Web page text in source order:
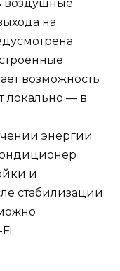
воздушные
на
возможность
локально — в
энергии
и
стабилизации